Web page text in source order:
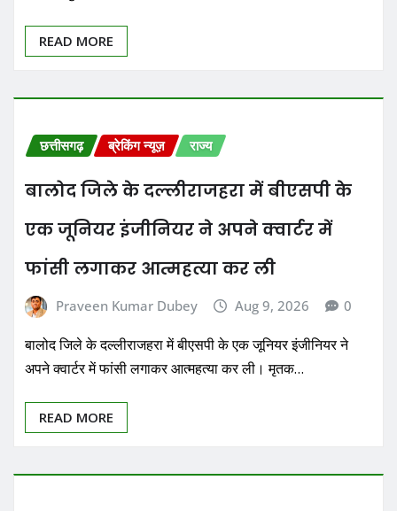
READ MORE
छत्तीसगढ़ ब्रेकिंग न्यूज़ राज्य
बालोद जिले के दल्लीराजहरा में बीएसपी के
एक जूनियर इंजीनियर ने अपने क्वार्टर में
फांसी लगाकर आत्महत्या कर ली
Praveen Kumar Dubey Aug 9, 2026 0
बालोद जिले के दल्लीराजहरा में बीएसपी के एक जूनियर इंजीनियर ने
अपने क्वार्टर में फांसी लगाकर आत्महत्या कर ली। मृतक…
READ MORE